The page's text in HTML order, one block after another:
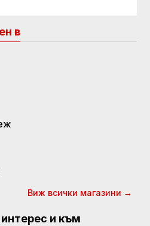
в
Виж всички магазини →
и към